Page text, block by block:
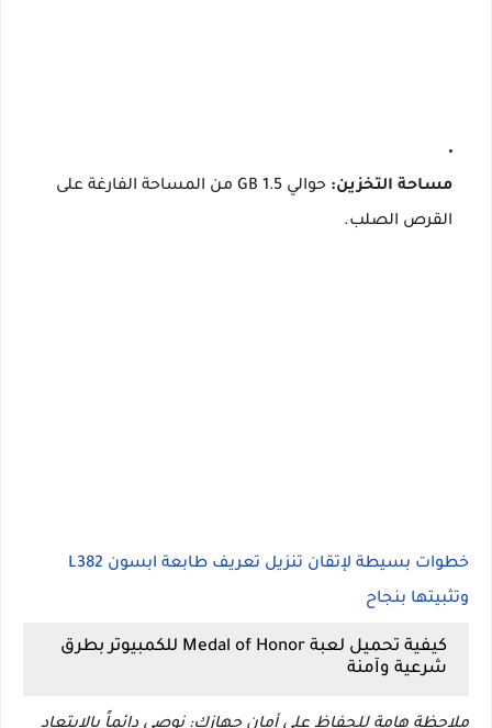
مساحة التخزين:
حوالي 1.5 GB من المساحة الفارغة على
القرص الصلب.
خطوات بسيطة لإتقان تنزيل تعريف طابعة ابسون L382
وتثبيتها بنجاح
كيفية تحميل لعبة Medal of Honor للكمبيوتر بطرق
شرعية وآمنة
ملاحظة هامة للحفاظ على أمان جهازك: نوصي دائماً بالابتعاد